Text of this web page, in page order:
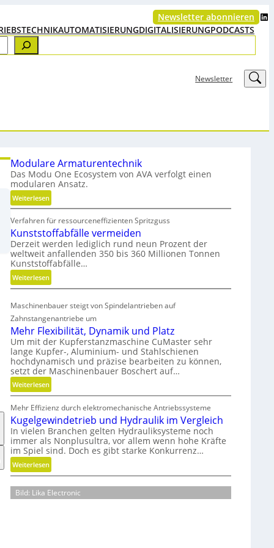
Newsletter abonnieren LinkedIn
AUTOMATISIERUNGDIGITALISIERUNGPODCASTS
Newsletter LinkedIn
Modulare Armaturentechnik
Das Modu One Ecosystem von AVA verfolgt einen
modularen Ansatz.
Weiterlesen:
M
o
d
u
l
a
r
e
A
a
t
u
r
e
n
t
e
c
h
n
i
k
Verfahren für ressourceneffizienten Spritzguss
Kunststoffabfälle vermeiden
Derzeit werden lediglich rund neun Prozent der
weltweit anfallenden 350 bis 360 Millionen Tonnen
Kunststoffabfälle…
Weiterlesen:
K
s
t
s
t
o
f
f
ä
l
l
e
v
e
Maschinenbauer steigt von Spindelantrieben auf
Zahnstangenantriebe um
Mehr Flexibilität, Dynamik und Platz
Um mit der Kupferstanzmaschine CuMaster sehr
lange Kupfer-, Aluminium- und Stahlschienen
hochdynamisch und präzise bearbeiten zu können,
setzt der Maschinenbauer Boschert auf…
Weiterlesen:
M
e
h
r
F
l
e
x
i
b
Mehr Effizienz durch elektromechanische Antriebssysteme
Kugelgewindetrieb und Hydraulik im Vergleich
In vielen Branchen gelten Hydrauliksysteme noch
immer als Nonplusultra, vor allem wenn hohe Kräfte
im Spiel sind. Doch es gibt starke Konkurrenz…
Weiterlesen:
K
u
g
Bild: Lika Electronic